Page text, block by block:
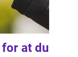
at du